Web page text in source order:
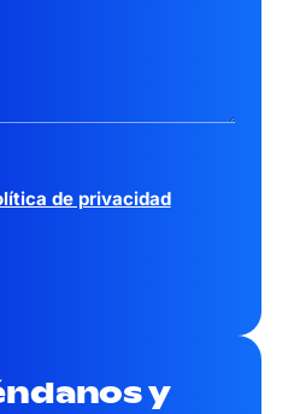
de privacidad
y